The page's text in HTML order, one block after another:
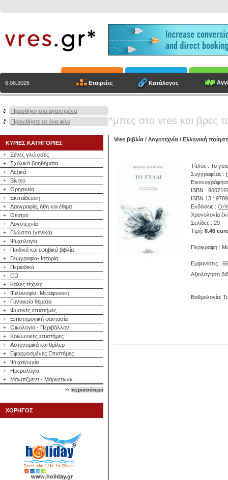
6.08.2026 Εταιρείες Κατάλογος
Προσθήκη στα αγαπημένα
Προωθήστε σε ένα φίλο
*μπες στο vres και βρες
ΚΥΡΙΕΣ ΚΑΤΗΓΟΡΙΕΣ
+
Ξένες γλώσσες
+
Σχολικά βοηθήματα
+
Λεξικά
+
Βίντεο
+
Θρησκεία
+
Εκπαίδευση
+
Λαογραφία, ήθη και έθιμα
+
Θέατρο
+
Λογοτεχνία
+
Γλώσσα (γενικά)
+
Ψυχολογία
+
Παιδικά και εφηβικά βιβλία
+
Γεωγραφία- Ιστορία
+
Περιοδικά
+
CD
+
Καλές τέχνες
+
Φιλοσοφία- Μεταφυσική
+
Γυναικεία θέματα
+
Φυσικές επιστήμες
+
Επιστημονική φαντασία
+
Οικολογία - Περιβάλλον
+
Κοινωνικές επιστήμες
+
Αστυνομικά και θρίλερ
+
Εφαρμοσμένες Επιστήμες
+
Ψυχαγωγία
+
Ημερολόγια
+
Μάνατζμεντ - Μάρκετινγκ
περισσότερα
ΧΟΡΗΓΟΣ
www.holiday.gr
Vres βιβλία / Λογοτεχνία / Ελληνική
Τίτλος : Το
Συγγραφέας :
ISBN :
ISBN 13 :
Εκδόσεις :
Χρονολογία
Σελίδες : 29
Τιμή: 8.46
Περιγραφή :
Εμφανίσεις :
Αξιολόγηση
Βαθμολογία: